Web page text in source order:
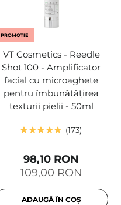
PROMOȚIE
VT Cosmetics - Reedle
Shot 100 - Amplificator
facial cu microaghete
pentru îmbunătățirea
texturii pielii - 50ml
173
109,00 RON
98,10 RON
ADAUGĂ ÎN COȘ